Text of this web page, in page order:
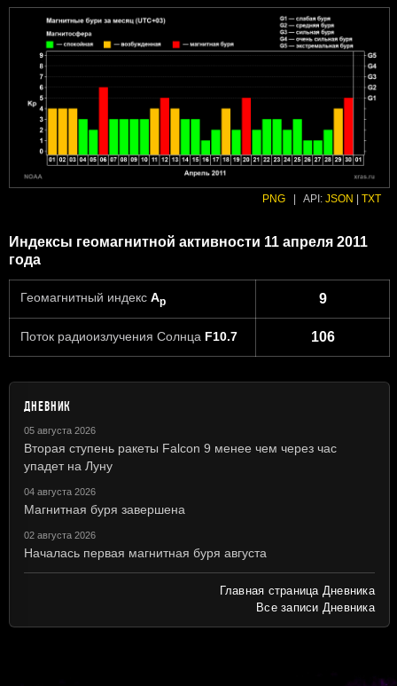
PNG API: JSON TXT
Индексы геомагнитной активности 11 апреля 2011
года
Геомагнитный индекс Ap 9
Поток радиоизлучения Солнца F10.7 106
ДНЕВНИК
05 августа 2026
Вторая ступень ракеты Falcon 9 менее чем через час
упадет на Луну
04 августа 2026
Магнитная буря завершена
02 августа 2026
Началась первая магнитная буря августа
Главная страница Дневника
Все записи Дневника